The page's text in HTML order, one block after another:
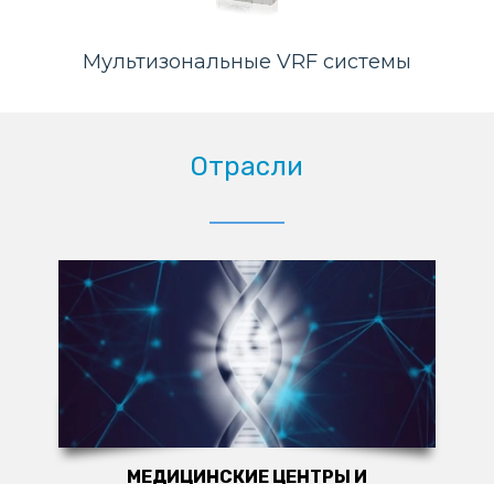
Мультизональные VRF системы
Отрасли
МЕДИЦИНСКИЕ ЦЕНТРЫ И